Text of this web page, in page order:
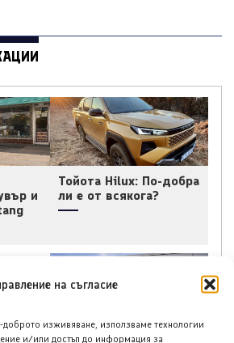
на съгласие
изживяване, използваме технологии
и/или достъп до информация за
и
Тойота Hilux: По-добра
ли е от всякога?
Форд планира